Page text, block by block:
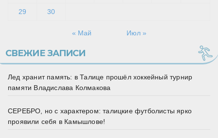
29 30
« Май Июл »
СВЕЖИЕ ЗАПИСИ
Лед хранит память: в Талице прошёл хоккейный турнир
памяти Владислава Колмакова
СЕРЕБРО, но с характером: талицкие футболисты ярко
проявили себя в Камышлове!